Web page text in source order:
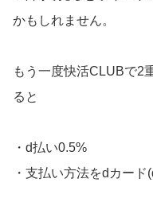
かもしれません。
もう一度快活CLUBで2
ると
・d払い0.5%
・支払い方法をdカー